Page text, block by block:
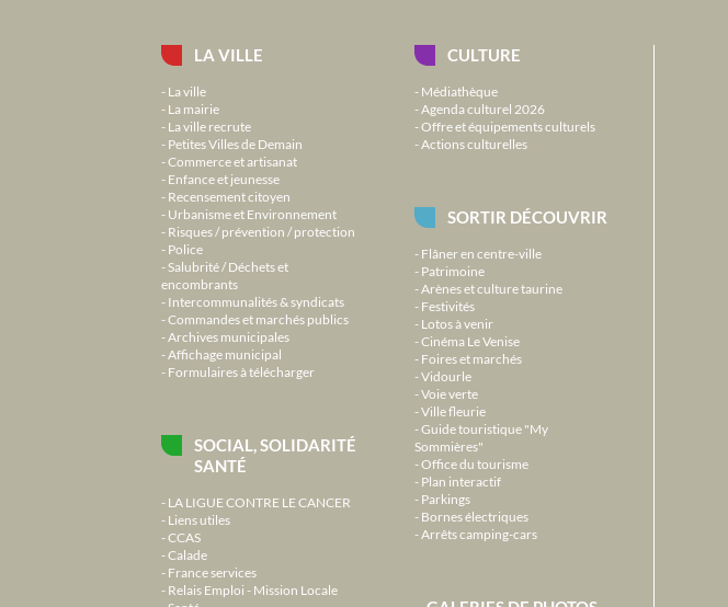
LA VILLE
La ville
La mairie
La ville recrute
Petites Villes de Demain
Commerce et artisanat
Enfance et jeunesse
Recensement citoyen
Urbanisme et Environnement
Risques / prévention / protection
Police
Salubrité / Déchets et
encombrants
Intercommunalités & syndicats
Commandes et marchés publics
Archives municipales
Affichage municipal
Formulaires à télécharger
SOCIAL, SOLIDARITÉ
SANTÉ
LA LIGUE CONTRE LE CANCER
Liens utiles
CCAS
Calade
France services
Relais Emploi - Mission Locale
CULTURE
Médiathèque
Agenda culturel 2026
Offre et équipements culturels
Actions culturelles
SORTIR DÉCOUVRIR
Flâner en centre-ville
Patrimoine
Arènes et culture taurine
Festivités
Lotos à venir
Cinéma Le Venise
Foires et marchés
Vidourle
Voie verte
Ville fleurie
Guide touristique "My
Sommières"
Office du tourisme
Plan interactif
Parkings
Bornes électriques
Arrêts camping-cars